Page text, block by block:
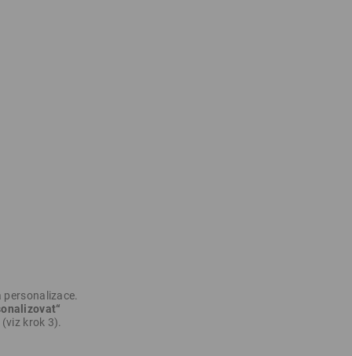
(viz krok 3).